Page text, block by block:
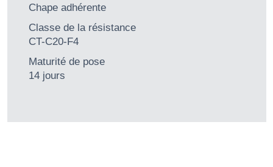
Chape adhérente
Classe de la résistance
CT-C20-F4
Maturité de pose
14 jours